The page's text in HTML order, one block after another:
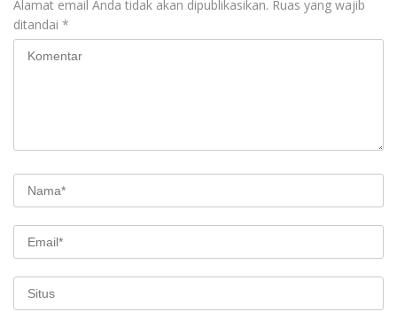
Alamat email Anda tidak akan dipublikasikan. Ruas yang wajib
ditandai *